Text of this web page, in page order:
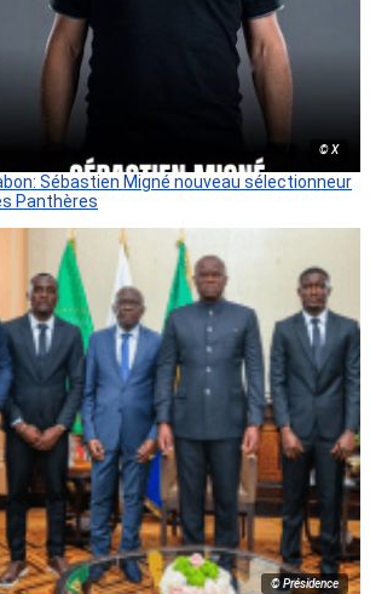
© X
Sébastien Migné nouveau sélectionneur
Panthères
© Présidence